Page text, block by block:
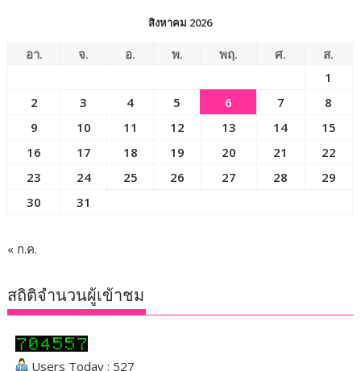
สิงหาคม 2026
อา. จ. อ. พ. พฤ. ศ.
ส.
1
2
3 4 5 6 7
8
9
10 11 12 13 14
15
16
17 18 19 20 21
22
23
24 25 26 27 28
29
30
31
« ก.ค.
สถิติจำนวนผู้เข้าชม
Users Today : 527